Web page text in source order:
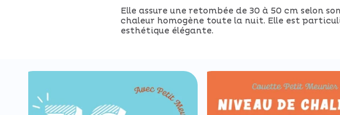
Elle assure une retombée de 30 à 50 cm selon
chaleur homogène toute la nuit. Elle est
esthétique élégante.